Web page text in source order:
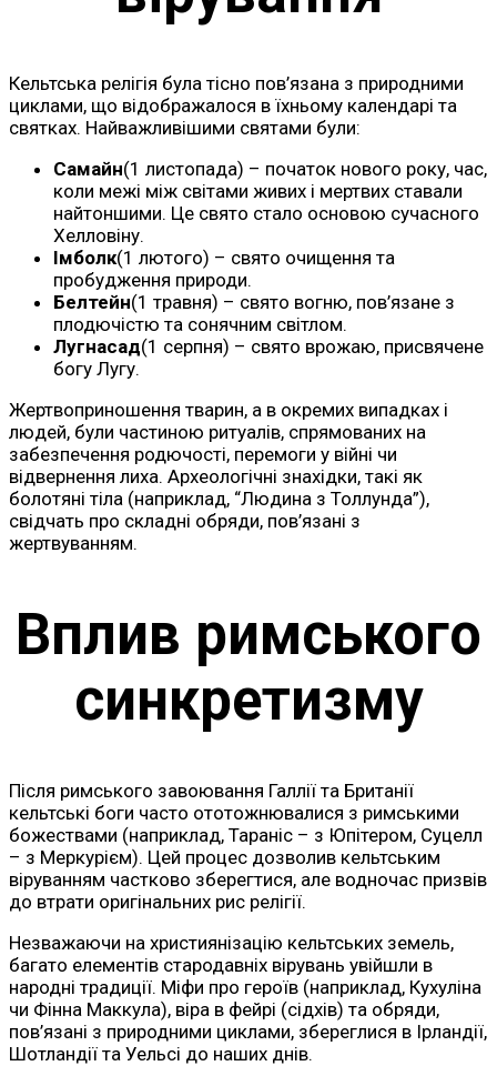
Кельтська релігія була тісно пов’язана з природними
циклами, що відображалося в їхньому календарі та
святках. Найважливішими святами були:
Самайн(1 листопада) – початок нового року, час,
коли межі між світами живих і мертвих ставали
найтоншими. Це свято стало основою сучасного
Хелловіну.
Імболк(1 лютого) – свято очищення та
пробудження природи.
Белтейн(1 травня) – свято вогню, пов’язане з
плодючістю та сонячним світлом.
Лугнасад(1 серпня) – свято врожаю, присвячене
богу Лугу.
Жертвоприношення тварин, а в окремих випадках і
людей, були частиною ритуалів, спрямованих на
забезпечення родючості, перемоги у війні чи
відвернення лиха. Археологічні знахідки, такі як
болотяні тіла (наприклад, “Людина з Толлунда”),
свідчать про складні обряди, пов’язані з
жертвуванням.
Вплив римського
синкретизму
Після римського завоювання Галлії та Британії
кельтські боги часто ототожнювалися з римськими
божествами (наприклад, Тараніс – з Юпітером, Суцелл
– з Меркурієм). Цей процес дозволив кельтським
віруванням частково зберегтися, але водночас призвів
до втрати оригінальних рис релігії.
Незважаючи на християнізацію кельтських земель,
багато елементів стародавніх вірувань увійшли в
народні традиції. Міфи про героїв (наприклад, Кухуліна
чи Фінна Маккула), віра в фейрі (сідхів) та обряди,
пов’язані з природними циклами, збереглися в Ірландії,
Шотландії та Уельсі до наших днів.